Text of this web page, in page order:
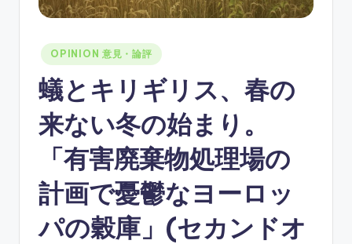
Posted
in
OPINION 意見・論評
蟻とキリギリス、春の
来ない冬の始まり。
「有害廃棄物処理場の
計画で憂鬱なヨーロッ
パの穀庫」(セカンドオ